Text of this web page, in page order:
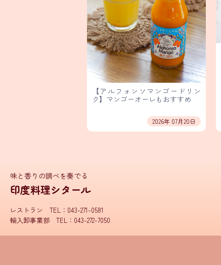
【アルフォンソマンゴードリン
ク】マンゴーオーレもおすすめ
2026年 07月20日
味と香りの調べを奏でる
印度料理シタール
レストラン TEL：043-271-0581
輸入卸事業部 TEL：043-272-7050